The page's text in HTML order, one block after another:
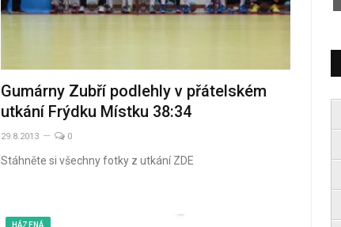
Gumárny Zubří podlehly v přátelském
utkání Frýdku Místku 38:34
29.8.2013 0
Stáhněte si všechny fotky z utkání ZDE
HÁZENÁ